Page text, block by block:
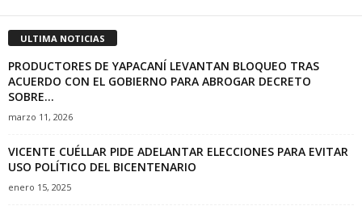
ULTIMA NOTICIAS
PRODUCTORES DE YAPACANÍ LEVANTAN BLOQUEO TRAS
ACUERDO CON EL GOBIERNO PARA ABROGAR DECRETO
SOBRE...
marzo 11, 2026
VICENTE CUÉLLAR PIDE ADELANTAR ELECCIONES PARA EVITAR
USO POLÍTICO DEL BICENTENARIO
enero 15, 2025